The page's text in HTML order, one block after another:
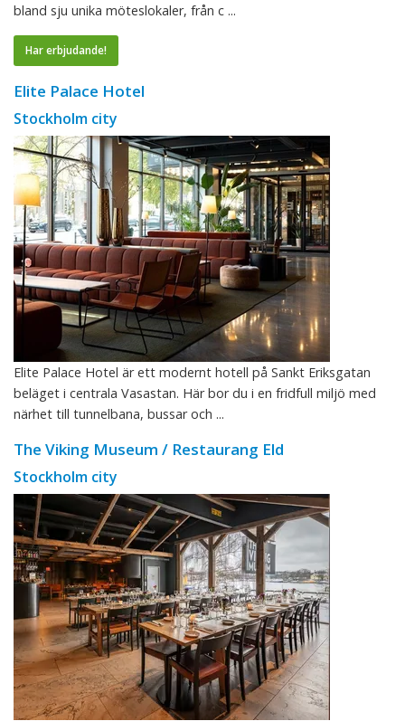
bland sju unika möteslokaler, från c ...
Har erbjudande!
Elite Palace Hotel
Stockholm city
Elite Palace Hotel är ett modernt hotell på Sankt Eriksgatan
beläget i centrala Vasastan. Här bor du i en fridfull miljö med
närhet till tunnelbana, bussar och ...
The Viking Museum / Restaurang Eld
Stockholm city